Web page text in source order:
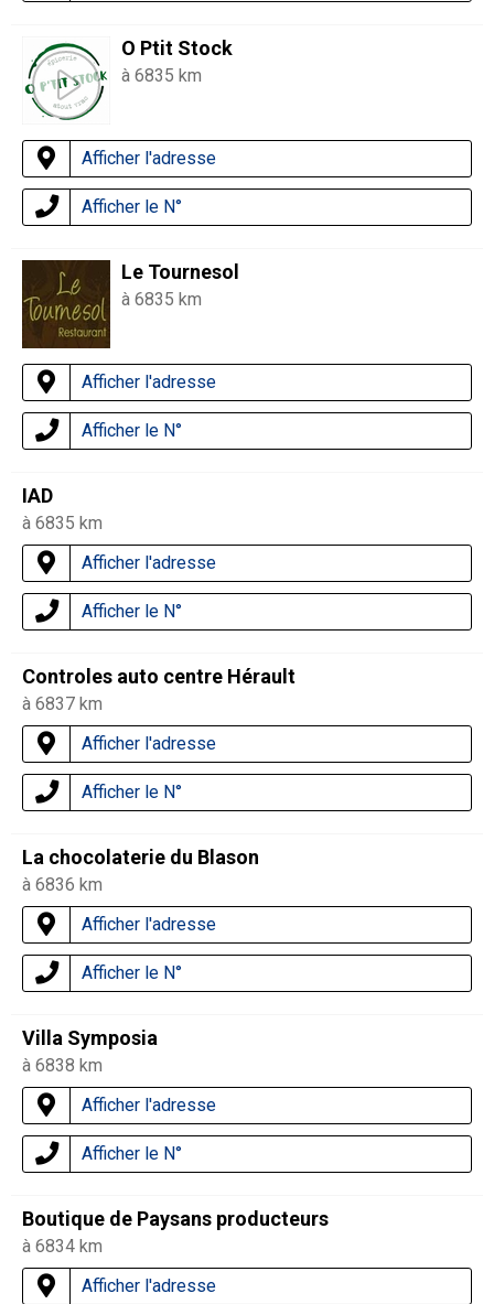
O Ptit Stock
à 6835 km
Afficher l'adresse
Afficher le N°
Le Tournesol
à 6835 km
Afficher l'adresse
Afficher le N°
IAD
à 6835 km
Afficher l'adresse
Afficher le N°
Controles auto centre Hérault
à 6837 km
Afficher l'adresse
Afficher le N°
La chocolaterie du Blason
à 6836 km
Afficher l'adresse
Afficher le N°
Villa Symposia
à 6838 km
Afficher l'adresse
Afficher le N°
Boutique de Paysans producteurs
à 6834 km
Afficher l'adresse